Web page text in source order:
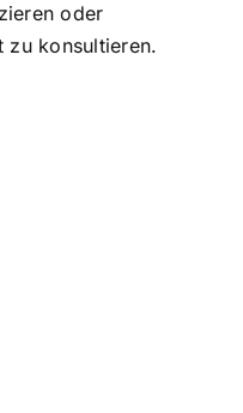
oder
zu konsultieren.